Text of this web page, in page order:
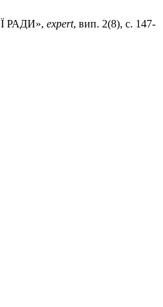
РАДИ», expert, вип. 2(8), с. 147-